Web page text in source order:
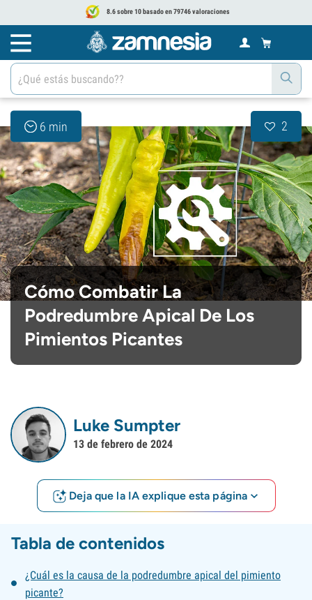
8.6 sobre 10 basado en 79746 valoraciones
6 min 2
Cómo Combatir La
Podredumbre Apical De Los
Pimientos Picantes
Luke Sumpter
13 de febrero de 2024
Deja que la IA explique esta página
Tabla de contenidos
¿Cuál es la causa de la podredumbre apical del pimiento
picante?